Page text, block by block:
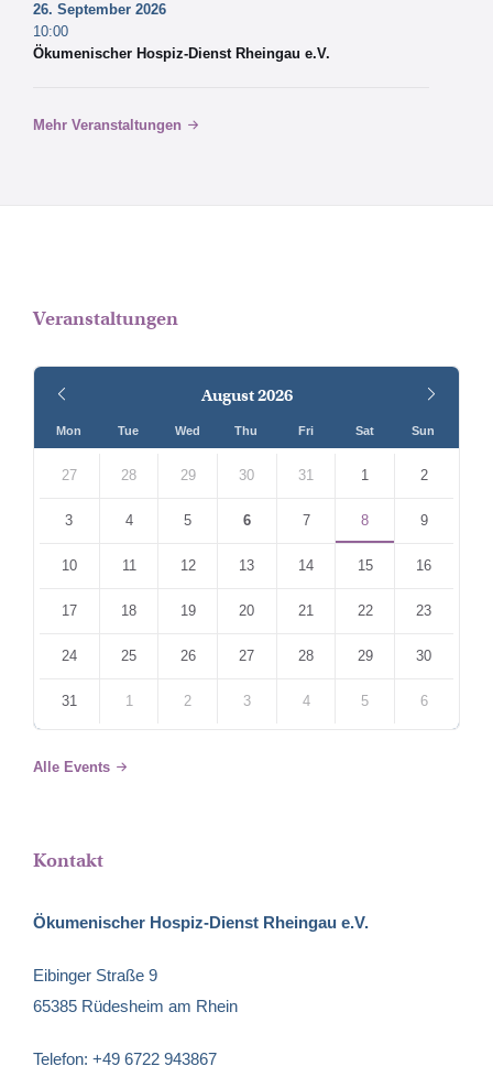
26. September 2026
10:00
Ökumenischer Hospiz-Dienst Rheingau e.V.
Mehr Veranstaltungen
Veranstaltungen
August2026
Month
Mon Tue Wed Thu Fri Sat Sun
calendar
27 28 29 30 31 1 2
3 4 5 6 7 8 9
10 11 12 13 14 15 16
17 18 19 20 21 22 23
24 25 26 27 28 29 30
31 1 2 3 4 5 6
to
calendar
Alle Events
Kontakt
Ökumenischer Hospiz-Dienst Rheingau e.V.
Eibinger Straße 9
65385 Rüdesheim am Rhein
Telefon: +49 6722 943867